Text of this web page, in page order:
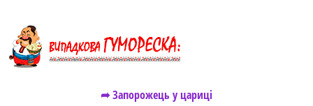
➦ Запорожець у цариці